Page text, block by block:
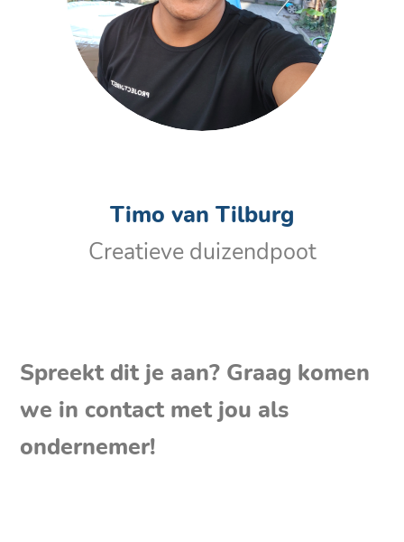
Timo van Tilburg
Creatieve duizendpoot
Spreekt dit je aan? Graag komen
we in contact met jou als
ondernemer!